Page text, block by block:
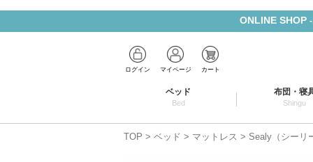
ONLINE SHOP
ログイン マイページ カート
ベッド
Bed
布団・寝
Shingu
TOP ベッド マットレス Sealy（シーリ